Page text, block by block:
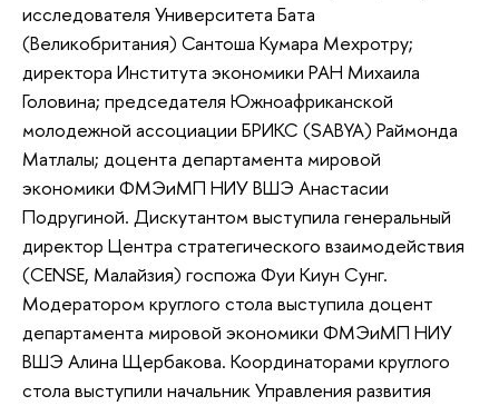
исследователя Университета Бата
(Великобритания) Сантоша Кумара Мехротру;
директора Института экономики РАН Михаила
Головина; председателя Южноафриканской
молодежной ассоциации БРИКС (SABYA) Раймонда
Матлалы; доцента департамента мировой
экономики ФМЭиМП НИУ ВШЭ Анастасии
Подругиной. Дискутантом выступила генеральный
директор Центра стратегического взаимодействия
(CENSE, Малайзия) госпожа Фуи Киун Сунг.
Модератором круглого стола выступила доцент
департамента мировой экономики ФМЭиМП НИУ
ВШЭ Алина Щербакова. Координаторами круглого
стола выступили начальник Управления развития